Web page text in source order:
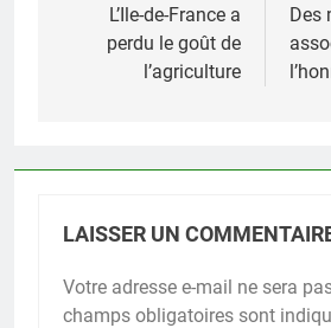
l’article
L’Ile-de-France a
perdu le goût de
l’agriculture
Des
LAISSER UN
Votre adresse e-mail ne sera
champs obligatoires sont